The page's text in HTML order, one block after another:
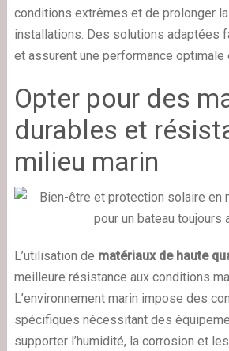
conditions extrêmes et de prolonger
installations. Des solutions adaptées
et assurent une performance optimale
Opter pour des
durables et
milieu marin
L’utilisation de matériaux de haute
meilleure résistance aux conditions
L’environnement marin impose des
spécifiques nécessitant des
supporter l’humidité, la corrosion et